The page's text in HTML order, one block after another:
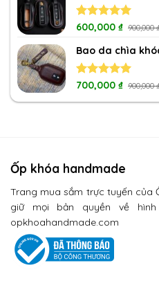
Rated5.00
600,000 ₫ 900,000₫
Bao da chìa khóa
Rated5.00
700,000 ₫ 900,000₫
Ốp khóa handmade
Trang mua sắm trực tuyến của
giữ mọi bản quyền về
opkhoahandmade.com